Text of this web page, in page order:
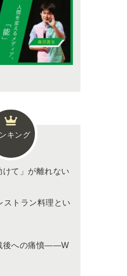
キング
けて」が離れない
ストラン料理とい
後への痛憤――W